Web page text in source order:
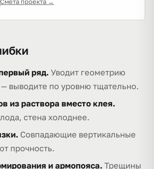
ряд. Уводит геометрию
выводите по уровню тщательно.
из раствора вместо клея.
стена холоднее.
Совпадающие вертикальные
прочность.
и армопояса. Трещины